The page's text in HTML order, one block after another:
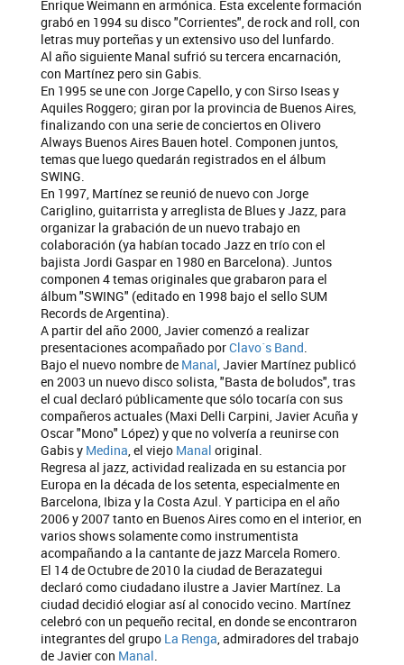
Enrique Weimann en armónica. Esta excelente formación
grabó en 1994 su disco "Corrientes", de rock and roll, con
letras muy porteñas y un extensivo uso del lunfardo.
Al año siguiente Manal sufrió su tercera encarnación,
con Martínez pero sin Gabis.
En 1995 se une con Jorge Capello, y con Sirso Iseas y
Aquiles Roggero; giran por la provincia de Buenos Aires,
finalizando con una serie de conciertos en Olivero
Always Buenos Aires Bauen hotel. Componen juntos,
temas que luego quedarán registrados en el álbum
SWING.
En 1997, Martínez se reunió de nuevo con Jorge
Cariglino, guitarrista y arreglista de Blues y Jazz, para
organizar la grabación de un nuevo trabajo en
colaboración (ya habían tocado Jazz en trío con el
bajista Jordi Gaspar en 1980 en Barcelona). Juntos
componen 4 temas originales que grabaron para el
álbum "SWING" (editado en 1998 bajo el sello SUM
Records de Argentina).
A partir del año 2000, Javier comenzó a realizar
presentaciones acompañado porClavo´s Band.
Bajo el nuevo nombre de Manal, Javier Martínez publicó
en 2003 un nuevo disco solista, "Basta de boludos", tras
el cual declaró públicamente que sólo tocaría con sus
compañeros actuales (Maxi Delli Carpini, Javier Acuña y
Oscar "Mono" López) y que no volvería a reunirse con
Gabis y Medina, el viejo Manal original.
Regresa al jazz, actividad realizada en su estancia por
Europa en la década de los setenta, especialmente en
Barcelona, Ibiza y la Costa Azul. Y participa en el año
2006 y 2007 tanto en Buenos Aires como en el interior, en
varios shows solamente como instrumentista
acompañando a la cantante de jazz Marcela Romero.
El 14 de Octubre de 2010 la ciudad de Berazategui
declaró como ciudadano ilustre a Javier Martínez. La
ciudad decidió elogiar así al conocido vecino. Martínez
celebró con un pequeño recital, en donde se encontraron
integrantes del grupo La Renga, admiradores del trabajo
de Javier con Manal.